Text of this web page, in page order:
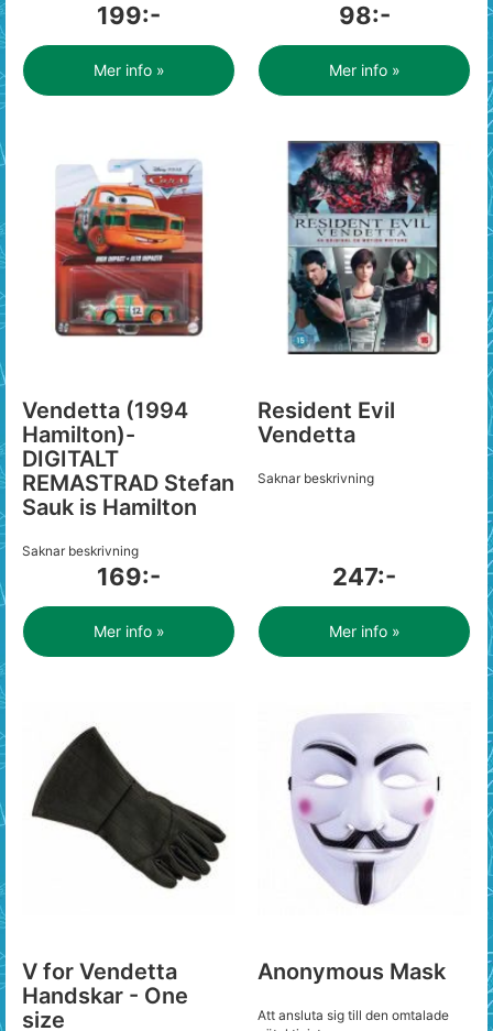
199:-
Mer info »
98:-
Mer info »
Vendetta (1994
Hamilton)-
DIGITALT
REMASTRAD Stefan
Sauk is Hamilton
Saknar beskrivning
169:-
Mer info »
Resident Evil
Vendetta
Saknar beskrivning
247:-
Mer info »
V for Vendetta
Handskar - One
size
Anonymous Mask
Att ansluta sig till den omtalade